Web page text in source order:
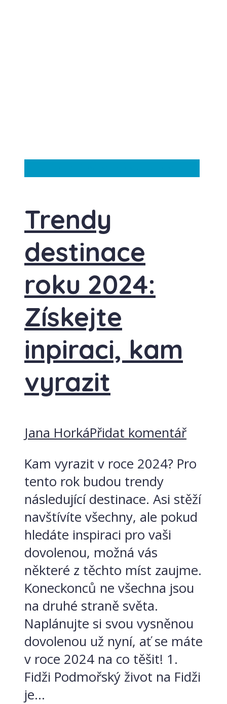
Trendy
destinace
roku 2024:
Získejte
inpiraci, kam
vyrazit
Jana HorkáPřidat komentář
Kam vyrazit v roce 2024? Pro
tento rok budou trendy
následující destinace. Asi stěží
navštívíte všechny, ale pokud
hledáte inspiraci pro vaši
dovolenou, možná vás
některé z těchto míst zaujme.
Koneckonců ne všechna jsou
na druhé straně světa.
Naplánujte si svou vysněnou
dovolenou už nyní, ať se máte
v roce 2024 na co těšit! 1.
Fidži Podmořský život na Fidži
je...